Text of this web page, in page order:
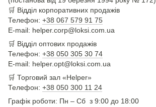
🛒 Відділ корпоративних продажів
Телефон: +38 067 579 91 75
E-mail: helper.corp@loksi.com.ua
🛒 Відділ оптових продажів
Телефон: +38 050 305 30 74
E-mail: helper.opt@loksi.com.ua
🛒 Торговий зал «Helper»
Телефон: +38 050 300 11 24
Графік роботи: Пн – Сб з 9:00 до 18:00